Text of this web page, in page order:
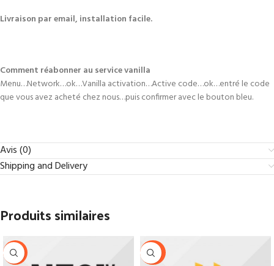
Livraison par email, installation facile.
Comment réabonner au service vanilla
Menu…Network…ok…Vanilla activation…Active code…ok…entré le code
que vous avez acheté chez nous…puis confirmer avec le bouton bleu.
Avis (0)
Shipping and Delivery
Produits similaires
-26% -44%